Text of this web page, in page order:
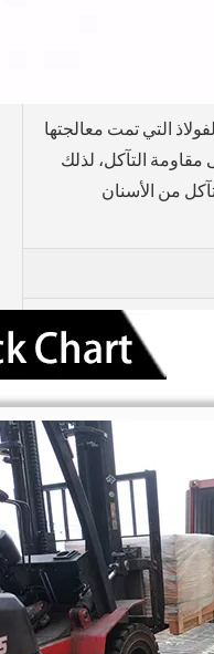
التي تمت معالجتها
التآكل، لذلك
من الأسنان